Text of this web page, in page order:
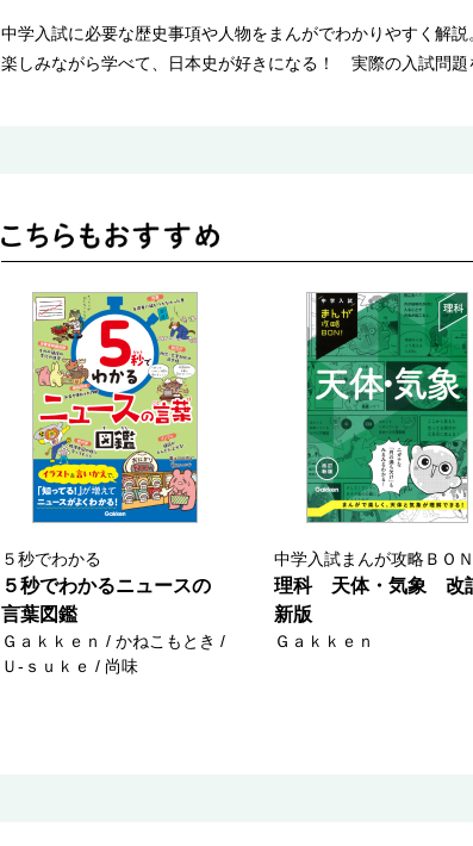
中学入試に必要な歴史事項や人物をまんがでわかりやすく解
楽しみながら学べて、日本史が好きになる！ 実際の入試問題
５秒でわかる
５秒でわかるニュースの
言葉図鑑
Ｇａｋｋｅｎ / かねこもとき /
Ｕ‐ｓｕｋｅ / 尚味
中学入試まんが攻略ＢＯＮ
理科 天体・気象 改
新版
Ｇａｋｋｅｎ